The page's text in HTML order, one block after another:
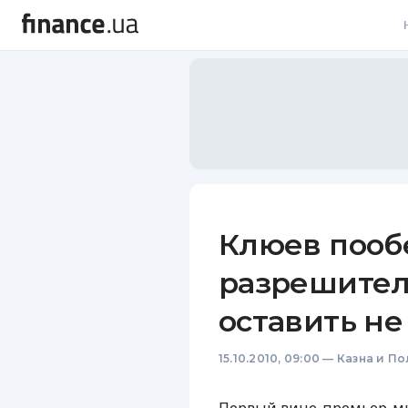
Клюев
оставить
15.10.2010, 09:00 — Казна и